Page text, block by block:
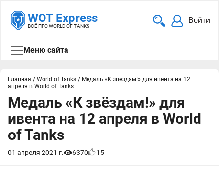
WOT Express
ВСЁ ПРО WORLD OF TANKS
Войти
Меню сайта
Главная / World of Tanks / Медаль «К звёздам!» для ивента на 12
апреля в World of Tanks
Медаль «К звёздам!» для
ивента на 12 апреля в World
of Tanks
01 апреля 2021 г. 6370 15